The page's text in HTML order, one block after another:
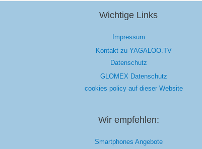
Wichtige Links
Impressum
Kontakt zu YAGALOO.TV
Datenschutz
GLOMEX Datenschutz
cookies policy auf dieser Website
Wir empfehlen:
Smartphones Angebote